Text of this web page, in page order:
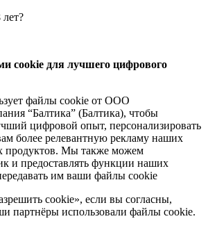
лет?
cookie для лучшего цифрового
файлы cookie от ООО
“Балтика” (Балтика), чтобы
цифровой опыт, персонализировать
более релевантную рекламу наших
продуктов. Мы также можем
и предоставлять функции наших
им ваши файлы cookie
cookie», если вы согласны,
партнёры использовали файлы cookie.